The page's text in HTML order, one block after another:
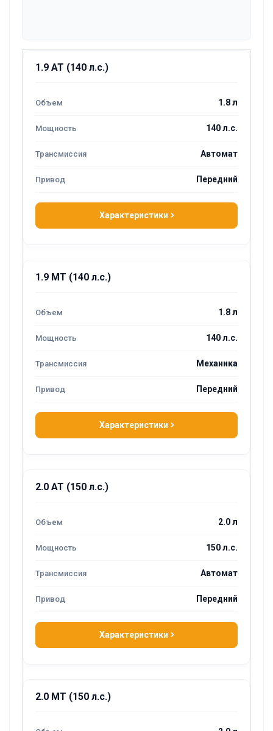
1.9 AT (140 л.с.)
1.8 л
140 л.с.
Автомат
Передний
Характеристики
1.9 MT (140 л.с.)
1.8 л
140 л.с.
Механика
Передний
Характеристики
2.0 AT (150 л.с.)
2.0 л
150 л.с.
Автомат
Передний
Характеристики
2.0 MT (150 л.с.)